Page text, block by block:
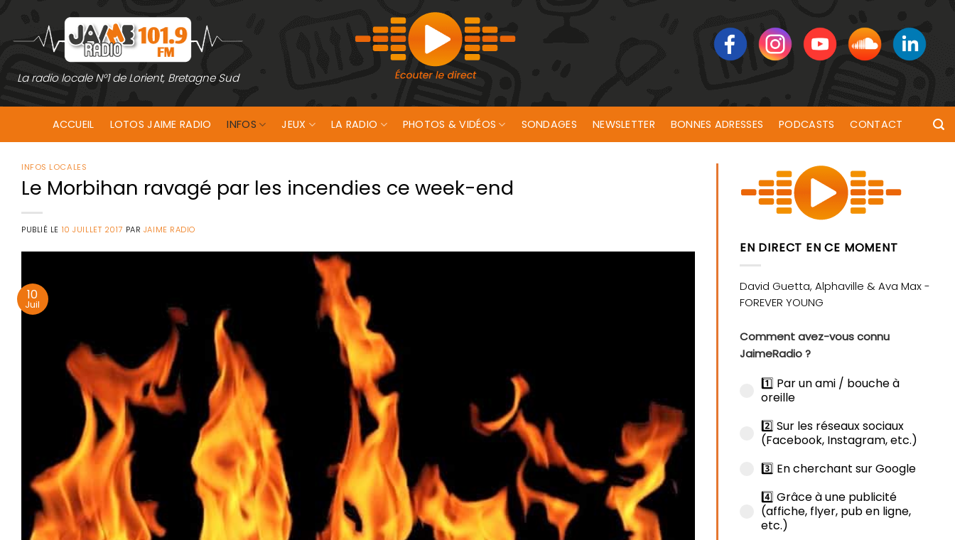
contenu
La radio locale N°1 de Lorient, Bretagne Sud
ACCUEIL LOTOS JAIME RADIO INFOS JEUX LA RADIO PHOTOS & VIDÉOS SONDAGES NEWSLETTER BONNES ADRESSES PODCASTS CONTACT
INFOS LOCALES
Le Morbihan ravagé par les incendies ce week-end
PUBLIÉ LE 10 JUILLET 2017 PAR JAIME RADIO
10
Juil
EN DIRECT EN CE MOMENT
Comment avez-vous connu
JaimeRadio ?
1️⃣ Par un ami / bouche à
oreille
2️⃣ Sur les réseaux sociaux
(Facebook, Instagram, etc.)
3️⃣ En cherchant sur Google
4️⃣ Grâce à une publicité
(affiche, flyer, pub en ligne,
etc.)